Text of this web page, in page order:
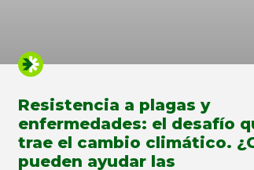
Resistencia a plagas y
enfermedades: el desafío
trae el cambio climático.
pueden ayudar las